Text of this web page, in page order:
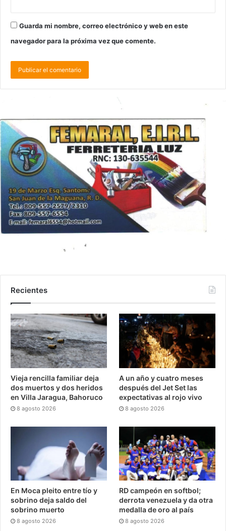
Guarda mi nombre, correo electrónico y web en este
navegador para la próxima vez que comente.
Recientes
Vieja rencilla familiar deja
dos muertos y dos heridos
en Villa Jaragua, Bahoruco
8 agosto 2026
A un año y cuatro meses
después del Jet Set las
expectativas al rojo vivo
8 agosto 2026
En Moca pleito entre tío y
sobrino deja saldo del
sobrino muerto
8 agosto 2026
RD campeón en softbol;
derrota venezuela y da otra
medalla de oro al país
8 agosto 2026